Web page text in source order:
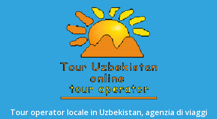
Tour operator locale in Uzbekistan, agenzia di viaggi